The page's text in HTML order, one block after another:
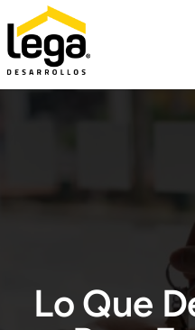
Saltar
contenido
Inicio
Lo Que